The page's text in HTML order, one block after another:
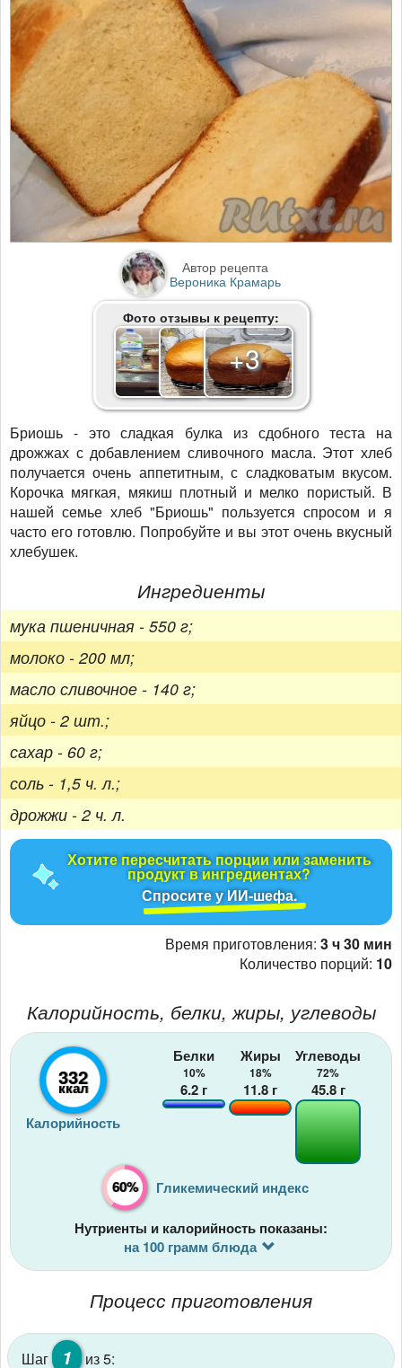
Автор рецепта
Вероника Крамарь
Фото отзывы к рецепту:
+3
Бриошь - это сладкая булка из сдобного теста на
дрожжах с добавлением сливочного масла. Этот хлеб
получается очень аппетитным, с сладковатым вкусом.
Корочка мягкая, мякиш плотный и мелко пористый. В
нашей семье хлеб "Бриошь" пользуется спросом и я
часто его готовлю. Попробуйте и вы этот очень вкусный
хлебушек.
Ингредиенты
мука пшеничная - 550 г;
молоко - 200 мл;
масло сливочное - 140 г;
яйцо - 2 шт.;
сахар - 60 г;
соль - 1,5 ч. л.;
дрожжи - 2 ч. л.
Хотите пересчитать порции или заменить
продукт в ингредиентах?
Спросите у ИИ-шефа.
Время приготовления: 3 ч 30 мин
Количество порций: 10
Калорийность, белки, жиры, углеводы
332
ккал
Калорийность
Белки
10%
6.2 г
Жиры
18%
11.8 г
Углеводы
72%
45.8г
60% Гликемический индекс
Нутриенты и калорийность показаны:
на 100 грамм блюда
Процесс приготовления
Шаг 1
из 5: